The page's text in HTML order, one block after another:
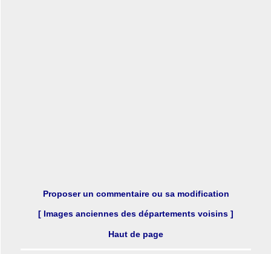
Proposer un commentaire ou sa modification
[ Images anciennes des départements voisins ]
Haut de page